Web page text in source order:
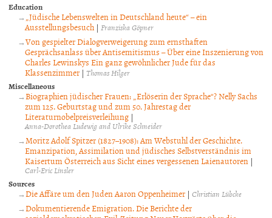
Education
„Jüdische Lebenswelten in Deutschland heute“ – ein
Ausstellungsbesuch | Franziska Göpner
Von gespielter Dialogverweigerung zum ernsthaften
Gesprächsanlass über Antisemitismus – Über eine Inszenierung von
Charles Lewinskys Ein ganz gewöhnlicher Jude für das
Klassenzimmer | Thomas Hilger
Miscellaneous
Biographien jüdischer Frauen: „Erlöserin der Sprache“? Nelly Sachs
zum 125. Geburtstag und zum 50. Jahrestag der
Literaturnobelpreisverleihung |
Anna-Dorothea Ludewig and Ulrike Schneider
Moritz Adolf Spitzer (1827–1908): Am Webstuhl der Geschichte.
Emanzipation, Assimilation und jüdisches Selbstverständnis im
Kaisertum Österreich aus Sicht eines vergessenen Laienautoren |
Carl-Eric Linsler
Sources
Die Affäre um den Juden Aaron Oppenheimer |Christian Lübcke
Dokumentierende Emigration. Die Berichte der